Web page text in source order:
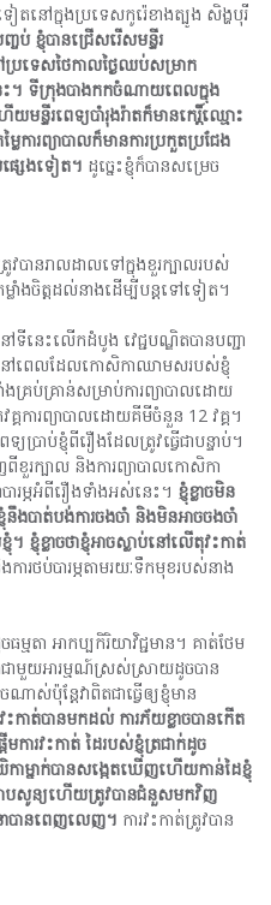
តនៅក្នុងប្រទេសកូរ៉េខាងត្បូង សិង្ហបុរី
ចប់ ខ្ញុំបានជ្រើសរើសមន្ទីរ
ប្រទេសថៃកាលថ្ងៃឈប់សម្រាក
។ ទីក្រុងបាងកកចំណាយពេលក្នុង
យមន្ទីរពេទ្យបាំរុងរ៉ាតក៏មានកេរ្តិ៍ឈ្មោះ
លៃការព្យាបាលក៏មានការប្រកួតប្រជែង
សេងទៀត។ ដូច្នេះខ្ញុំក៏បានសម្រេច
បានរាលដាលទៅក្នុងខួរក្បាលរបស់
ាំងចិត្តដល់នាងដើម្បីបន្តទៅទៀត។
ទីនេះលើកដំបូង វេជ្ជបណ្ឌិតបានបញ្ជា
នៅពេលដែលកោសិកាឈាមសរបស់ខ្ញុំ
ាំងគ្រប់គ្រាន់សម្រាប់ការព្យាបាលដោយ
គ្គការព្យាបាលដោយគីមីចំនួន 12 វគ្គ។
ប្រាប់ខ្ញុំពីរឿងដែលត្រូវធ្វើជាបន្ទាប់។
ពីខួរក្បាល និងការព្យាបាលកោសិកា
រម្ភអំពីរឿងទាំងអស់នេះ។ ខ្ញុំខ្លាចមិន
ខ្ញុំនឹងបាត់បង់ការចងចាំ និងមិនអាចចងចាំ
ញុំ។ ខ្ញុំខ្លាចថាខ្ញុំអាចស្លាប់នៅលើតុវះកាត់
ការថប់បារម្ភតាមរយៈទឹកមុខរបស់នាង
ម្មតា អាកប្បកិរិយាវិជ្ជមាន។ គាត់ថែម
ជាមួយអារម្មណ៍ស្រស់ស្រាយដូចបាន
ប៉ុន្តែវាពិតជាធ្វើឲ្យខ្ញុំមាន
វះកាត់បានមកដល់ ការភ័យខ្លាចបានកើត
ការវះកាត់ ដៃរបស់ខ្ញុំត្រជាក់ដូច
កាម្នាក់បានសង្កេតឃើញហើយកាន់ដៃខ្ញុំ
ាបសូន្យហើយត្រូវបានជំនួសមកវិញ
បានពេញលេញ។ ការវះកាត់ត្រូវបាន